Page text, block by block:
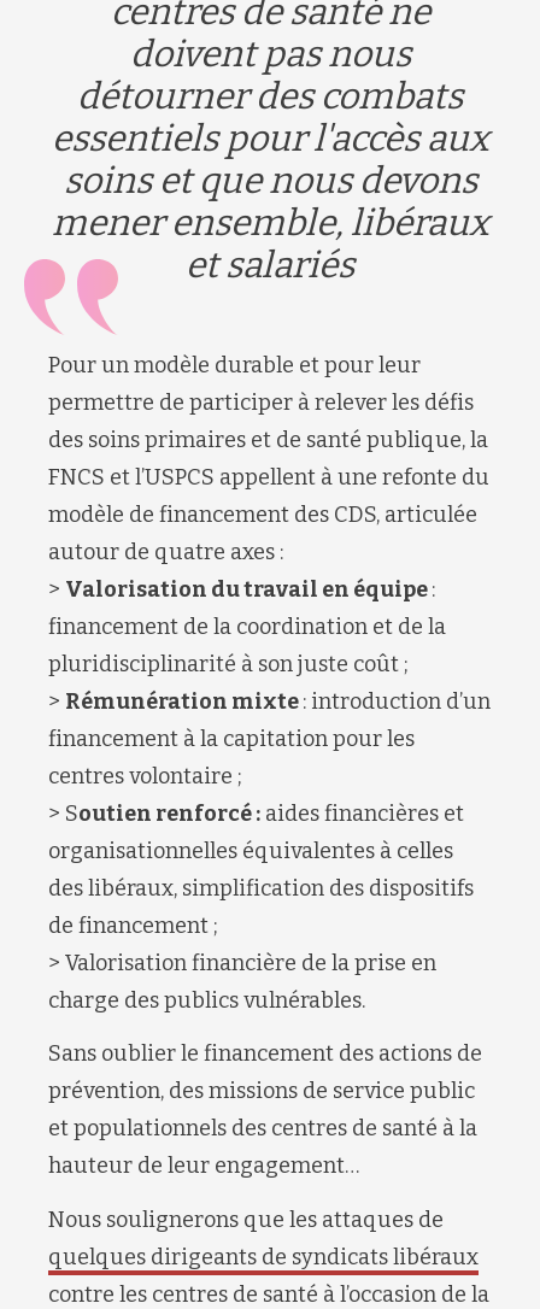
centres de santé ne
doivent pas nous
détourner des combats
essentiels pour l'accès aux
soins et que nous devons
mener ensemble, libéraux
et salariés
Pour un modèle durable et pour leur
permettre de participer à relever les défis
des soins primaires et de santé publique, la
FNCS et l’USPCS appellent à une refonte du
modèle de financement des CDS, articulée
autour de quatre axes :
> Valorisation du travail en équipe:
financement de la coordination et de la
pluridisciplinarité à son juste coût ;
> Rémunération mixte: introduction d’un
financement à la capitation pour les
centres volontaire ;
> Soutien renforcé: aides financières et
organisationnelles équivalentes à celles
des libéraux, simplification des dispositifs
de financement ;
> Valorisation financière de la prise en
charge des publics vulnérables.
Sans oublier le financement des actions de
prévention, des missions de service public
et populationnels des centres de santé à la
hauteur de leur engagement…
Nous soulignerons que les attaques de
quelques dirigeants de syndicats libéraux
contre les centres de santé à l’occasion de la